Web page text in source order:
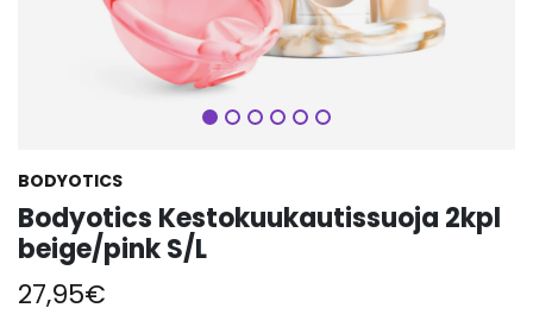
BODYOTICS
Bodyotics Kestokuukautissuoja 2kpl
beige/pink S/L
27,95€